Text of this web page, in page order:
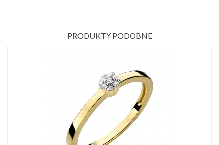
PRODUKTY PODOBNE